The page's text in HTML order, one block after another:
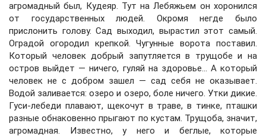
агромадный был, Кудеяр. Тут на Лебяжьем он хоронился
от государственных людей. Окромя негде было
прислонить голову. Сад выходил, вырастил этот самый.
Оградой огородил крепкой. Чугунные ворота поставил.
Который человек добрый запутляется в трущобе и на
остров выйдет — ничего, гуляй на здоровье... А который
человек не с добром зашел — сад себя не оказывает.
Водой заливается: озеро и озеро, боле ничего. Утки дикие.
Гуси-лебеди плавают, щекочут в траве, в тинке, пташки
разные обнаковенно прыгают по кустам. Трущоба, значит,
агромадная. Известно, у него и беглые, которые